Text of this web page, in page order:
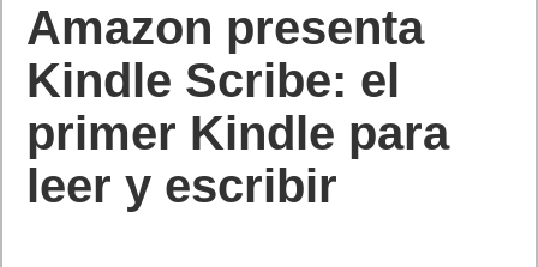
Amazon presenta
Kindle Scribe: el
primer Kindle para
leer y escribir